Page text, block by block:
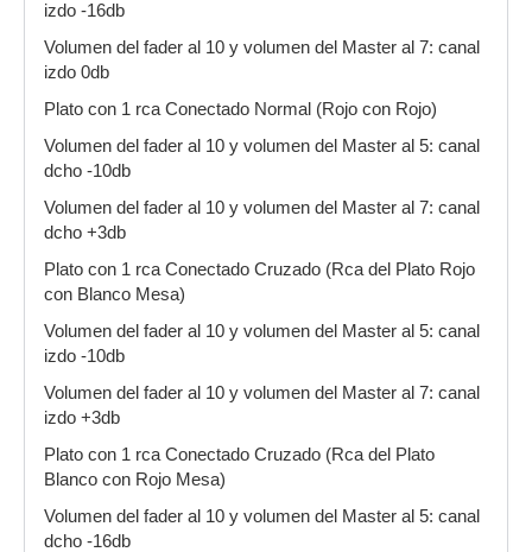
izdo -16db
Volumen del fader al 10 y volumen del Master al 7: canal
izdo 0db
Plato con 1 rca Conectado Normal (Rojo con Rojo)
Volumen del fader al 10 y volumen del Master al 5: canal
dcho -10db
Volumen del fader al 10 y volumen del Master al 7: canal
dcho +3db
Plato con 1 rca Conectado Cruzado (Rca del Plato Rojo
con Blanco Mesa)
Volumen del fader al 10 y volumen del Master al 5: canal
izdo -10db
Volumen del fader al 10 y volumen del Master al 7: canal
izdo +3db
Plato con 1 rca Conectado Cruzado (Rca del Plato
Blanco con Rojo Mesa)
Volumen del fader al 10 y volumen del Master al 5: canal
dcho -16db